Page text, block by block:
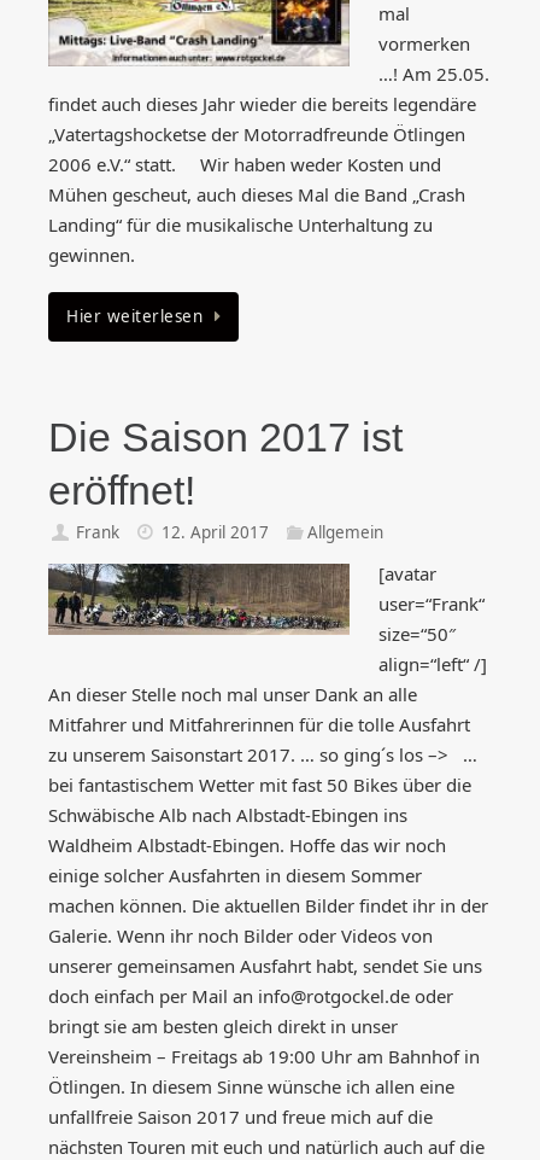
mal
vormerken
…! Am 25.05.
findet auch dieses Jahr wieder die bereits legendäre
„Vatertagshocketse der Motorradfreunde Ötlingen
2006 e.V.“ statt. Wir haben weder Kosten und
Mühen gescheut, auch dieses Mal die Band „Crash
Landing“ für die musikalische Unterhaltung zu
gewinnen.
Hier weiterlesen
Die Saison 2017 ist
eröffnet!
Frank 12. April 2017 Allgemein
[avatar
user=“Frank“
size=“50″
align=“left“ /]
An dieser Stelle noch mal unser Dank an alle
Mitfahrer und Mitfahrerinnen für die tolle Ausfahrt
zu unserem Saisonstart 2017. … so ging´s los –> …
bei fantastischem Wetter mit fast 50 Bikes über die
Schwäbische Alb nach Albstadt-Ebingen ins
Waldheim Albstadt-Ebingen. Hoffe das wir noch
einige solcher Ausfahrten in diesem Sommer
machen können. Die aktuellen Bilder findet ihr in der
Galerie. Wenn ihr noch Bilder oder Videos von
unserer gemeinsamen Ausfahrt habt, sendet Sie uns
doch einfach per Mail an info@rotgockel.de oder
bringt sie am besten gleich direkt in unser
Vereinsheim – Freitags ab 19:00 Uhr am Bahnhof in
Ötlingen. In diesem Sinne wünsche ich allen eine
unfallfreie Saison 2017 und freue mich auf die
nächsten Touren mit euch und natürlich auch auf die